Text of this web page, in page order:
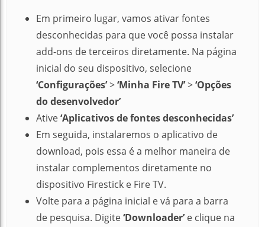
Em primeiro lugar, vamos ativar fontes
desconhecidas para que você possa instalar
add-ons de terceiros diretamente. Na página
inicial do seu dispositivo, selecione
‘Configurações’>‘Minha Fire TV’>‘Opções
do desenvolvedor’
Ative‘Aplicativos de fontes desconhecidas’
Em seguida, instalaremos o aplicativo de
download, pois essa é a melhor maneira de
instalar complementos diretamente no
dispositivo Firestick e Fire TV.
Volte para a página inicial e vá para a barra
de pesquisa. Digite‘Downloader’e clique na